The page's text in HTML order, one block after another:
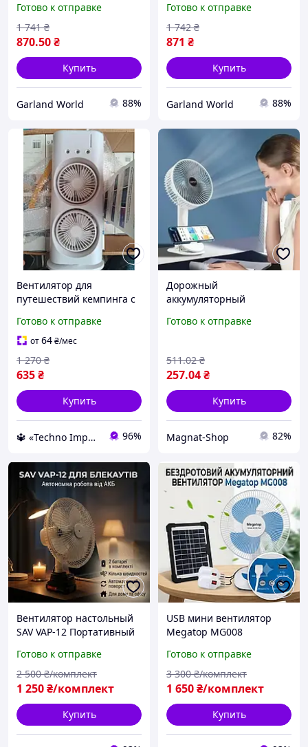
8000 мАч и пультом ДУ,
Потолочный USB
вентилятор для
кемпинга, беседки, дома
Готово к отправке
870.50₴
1 741 ₴
Купить
Garland World 88%
с LED лампой и пультом,
Универсальный
вентилятор для
кемпинга, дачи и
отключений
Готово к отправке
871 ₴
1 742 ₴
Купить
Garland World 88%
Вентилятор для
путешествий кемпинга с
современным дизайном
Готово к отправке
от64₴/мес
635₴
1 270 ₴
Купить
🔱 «Techno Imperia» Компетентность! Качество товара! Быстрая отправка! ✅ 96%
Дорожный
аккумуляторный
для кемпинга и
Готово к отправке
257.04₴
511.02 ₴
Купить
Magnat-Shop 82%
Вентилятор настольный
SAV VAP-12 Портативный
Аккумуляторный
вентилятор 12" 2 АКБ
Вентилятор для кемпинга
Готово к отправке
1 250₴/комплект
2 500 ₴/комплект
Купить
USB мини вентилятор
Megatop MG008
вентилятор 6W
Вентилятор с подставкой
настольный Вентилятор
для кемпинга
Готово к отправке
1 650₴/комплект
3 300 ₴/комплект
Купить